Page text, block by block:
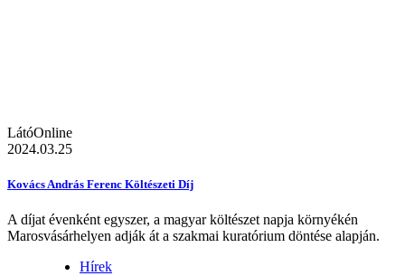
LátóOnline
2024.03.25
Kovács András Ferenc Költészeti Díj
A díjat évenként egyszer, a magyar költészet napja környékén
Marosvásárhelyen adják át a szakmai kuratórium döntése alapján.
Hírek